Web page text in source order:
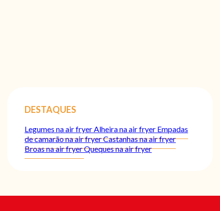
DESTAQUES
Legumes na air fryerAlheira na air fryer Empadas
de camarão na air fryerCastanhas na air fryer
Broas na air fryerQueques na air fryer